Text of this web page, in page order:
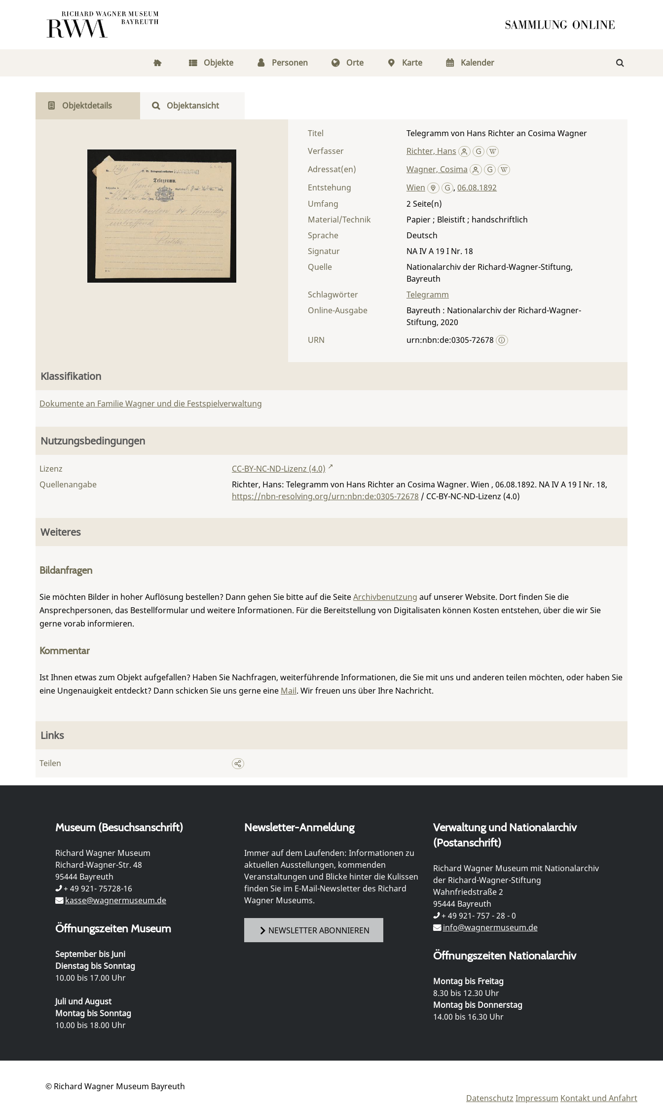
Objekte Personen Orte Karte Kalender
Objektdetails Objektansicht
Titel
Telegramm von Hans Richter an Cosima Wagner
Verfasser
Richter, Hans
Adressat(en)
Wagner, Cosima
Entstehung
Wien ,06.08.1892
Umfang
2
Material/Technik
Papier ; Bleistift ; handschriftlich
Sprache
Deutsch
Signatur
NA IV A 19 I Nr. 18
Quelle
Nationalarchiv der Richard-Wagner-Stiftung,
Bayreuth
Schlagwörter
Telegramm
Online-Ausgabe
Bayreuth : Nationalarchiv der Richard-Wagner-
Stiftung, 2020
URN
urn:nbn:de:0305-72678
Klassifikation
Dokumente an Familie Wagner und die Festspielverwaltung
Nutzungsbedingungen
Lizenz
CC-BY-NC-ND-Lizenz (4.0)
Quellenangabe
Richter, Hans: Telegramm von Hans Richter an Cosima Wagner. Wien , 06.08.1892. NA IV A 19 I Nr. 18,
https://nbn-resolving.org/urn:nbn:de:0305-72678 / CC-BY-NC-ND-Lizenz (4.0)
Weiteres
Bildanfragen
Sie möchten Bilder in hoher Auflösung bestellen? Dann gehen Sie bitte auf die SeiteArchivbenutzung auf unserer Website. Dort finden Sie die
Ansprechpersonen, das Bestellformular und weitere Informationen. Für die Bereitstellung von Digitalisaten können Kosten entstehen, über die wir Sie
gerne vorab informieren.
Kommentar
Ist Ihnen etwas zum Objekt aufgefallen? Haben Sie Nachfragen, weiterführende Informationen, die Sie mit uns und anderen teilen möchten, oder haben Sie
eine Ungenauigkeit entdeckt? Dann schicken Sie uns gerne eine Mail. Wir freuen uns über Ihre Nachricht.
Links
Teilen
Museum (Besuchsanschrift)
Richard Wagner Museum
Richard-Wagner-Str. 48
95444 Bayreuth
+ 49 921- 75728-16
kasse@wagnermuseum.de
Öffnungszeiten Museum
September bis Juni
Dienstag bis Sonntag
10.00 bis 17.00 Uhr
Juli und August
Montag bis Sonntag
10.00 bis 18.00 Uhr
Newsletter-Anmeldung
Immer auf dem Laufenden: Informationen zu
aktuellen Ausstellungen, kommenden
Veranstaltungen und Blicke hinter die Kulissen
finden Sie im E-Mail-Newsletter des Richard
Wagner Museums.
NEWSLETTER ABONNIEREN
Verwaltung und Nationalarchiv
(Postanschrift)
Richard Wagner Museum mit Nationalarchiv
der Richard-Wagner-Stiftung
Wahnfriedstraße 2
95444 Bayreuth
+ 49 921- 757 - 28 - 0
info@wagnermuseum.de
Öffnungszeiten Nationalarchiv
Montag bis Freitag
8.30 bis 12.30 Uhr
Montag bis Donnerstag
14.00 bis 16.30 Uhr
© Richard Wagner Museum Bayreuth
Datenschutz Impressum Kontakt und Anfahrt